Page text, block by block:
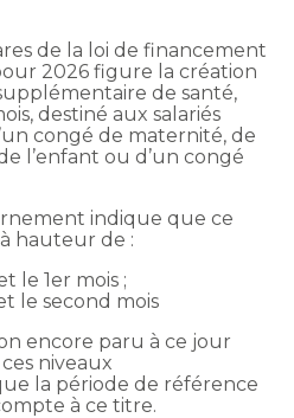
de la loi de financement
2026 figure la création
de santé,
destiné aux salariés
congé de maternité, de
l’enfant ou d’un congé
indique que ce
hauteur de :
le 1er mois ;
le second mois
encore paru à ce jour
niveaux
la période de référence
à ce titre.